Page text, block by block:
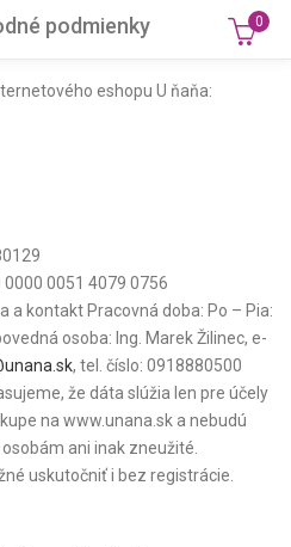
podmienky 0
eshopu U ňaňa:
0000 0051 4079 0756
a kontakt Pracovná doba: Po – Pia:
osoba: Ing. Marek Žilinec, e-
, tel. číslo: 0918880500
že dáta slúžia len pre účely
na www.unana.sk a nebudú
ani inak zneužité.
uskutočniť i bez registrácie.